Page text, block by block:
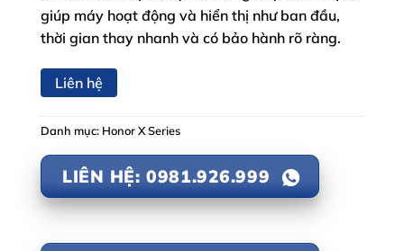
giúp máy hoạt động và hiển thị như ban đầu,
thời gian thay nhanh và có bảo hành rõ ràng.
Liên hệ
Danh mục: Honor X Series
LIÊN HỆ: 0981.926.999